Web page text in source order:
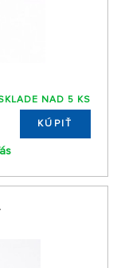
NAD 5 KS
KÚPIŤ